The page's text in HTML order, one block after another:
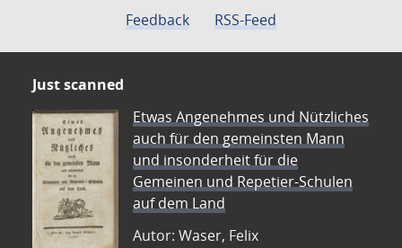
Feedback
RSS-Feed
Just scanned
Etwas Angenehmes und Nützliches
auch für den gemeinsten Mann
und insonderheit für die
Gemeinen und Repetier-Schulen
auf dem Land
Autor: Waser, Felix